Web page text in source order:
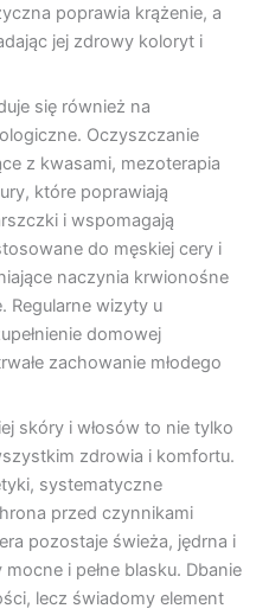
poprawia krążenie, a
jej zdrowy koloryt i
się również na
Oczyszczanie
z kwasami, mezoterapia
które poprawiają
i wspomagają
do męskiej cery i
naczynia krwionośne
Regularne wizyty u
domowej
zachowanie młodego
skóry i włosów to nie tylko
zdrowia i komfortu.
systematyczne
przed czynnikami
pozostaje świeża, jędrna i
i pełne blasku. Dbanie
lecz świadomy element